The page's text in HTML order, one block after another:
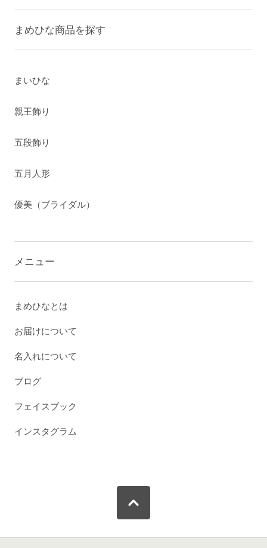
まめひな商品を探す
まいひな
親王飾り
五段飾り
五月人形
優美（ブライダル）
メニュー
まめひなとは
お届けについて
名入れについて
ブログ
フェイスブック
インスタグラム